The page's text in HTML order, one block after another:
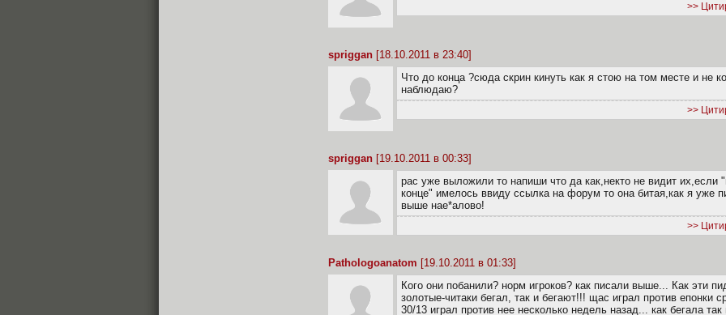
>>
spriggan [18.10.2011 в 23:40]
Что до конца ?сюда скрин кинуть как я стою на том месте и не
наблюдаю?
>>
spriggan [19.10.2011 в 00:33]
рас уже выложили то напиши что да как,некто не видит их,если
конце" имелось ввиду ссылка на форум то она битая,как я уже
выше нае*алово!
>>
Pathologoanatom [19.10.2011 в 01:33]
Кого они побанили? норм игроков? как писали выше... Как эти
золотые-читаки бегал, так и бегают!!! щас играл против епонки
30/13 играл против нее несколько недель назад... как бегала так